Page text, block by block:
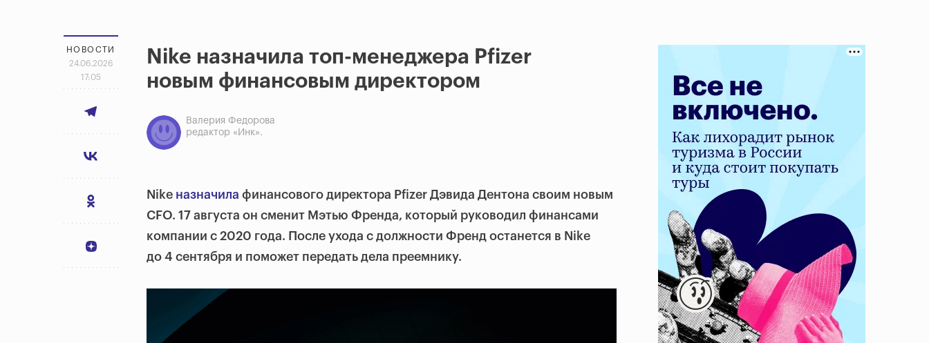
НОВОСТИ
24.06.2026
17:05
Nike назначила топ-менеджера Pfizer
новым финансовым директором
Валерия Федорова
редактор «Инк».
Nike назначила финансового директора Pfizer Дэвида Дентона своим новым
CFO. 17 августа он сменит Мэтью Френда, который руководил финансами
компании с 2020 года. После ухода с должности Френд останется в Nike
до 4 сентября и поможет передать дела преемнику.